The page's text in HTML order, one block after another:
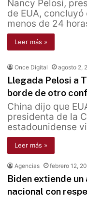
Nancy Pelosi,
de EUA,
menos de 24
Leer más »
Once Digital agosto 2,
Llegada Pelosi a
borde de otro
China dijo que
presidenta de la
estadounidense
Leer más »
Agencias febrero 12,
Biden extiende
nacional con